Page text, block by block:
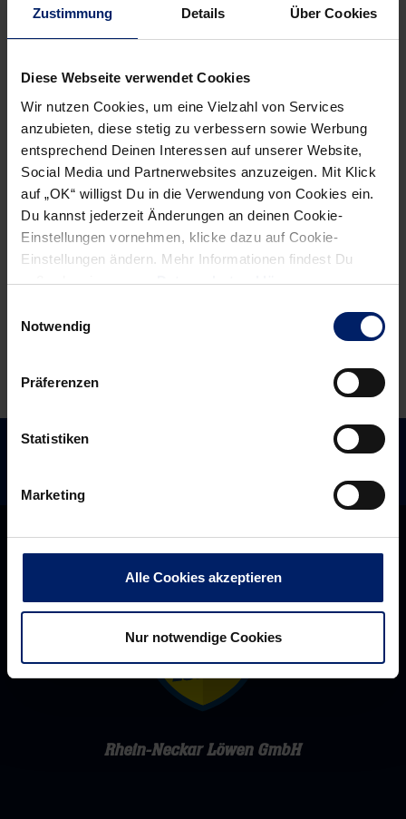
Zustimmung Details Über Cookies
Diese Webseite verwendet Cookies
Wir nutzen Cookies, um eine Vielzahl von Services
anzubieten, diese stetig zu verbessern sowie Werbung
entsprechend Deinen Interessen auf unserer Website,
Social Media und Partnerwebsites anzuzeigen. Mit Klick
auf „OK“ willigst Du in die Verwendung von Cookies ein.
Du kannst jederzeit Änderungen an deinen Cookie-
Einstellungen vornehmen, klicke dazu auf Cookie-
Einstellungen ändern. Mehr Informationen findest Du
außerdem in unsererDatenschutzerklärung.
Notwendig
Präferenzen
Statistiken
Marketing
Alle Cookies akzeptieren
Nur notwendige Cookies
Newsletterhier abonnieren.
Post
navigation
previous
News:
Henning
Fritz
und
Ola
Lindgren
Alle News anzeigen
newst
News:
„Der
Trainer
entscheidet“
Rhein-Neckar Löwen GmbH